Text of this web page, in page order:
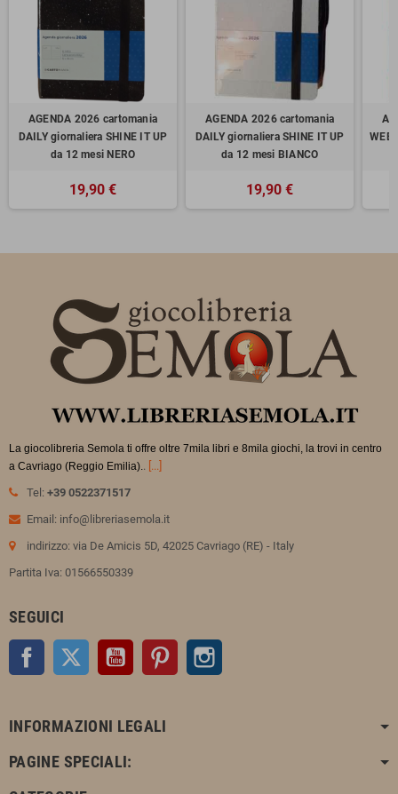
AGENDA 2026 cartomania
DAILY giornaliera SHINE IT UP
da 12 mesi NERO
19,90 €
AGENDA 2026 cartomania
DAILY giornaliera SHINE IT UP
da 12 mesi BIANCO
19,90 €
La giocolibreria Semola ti offre oltre 7mila libri e 8mila giochi, la trovi in centro
a Cavriago (Reggio Emilia).. [...]
Tel: +39 0522371517
Email: info@libreriasemola.it
indirizzo: via De Amicis 5D, 42025 Cavriago (RE) - Italy
Partita Iva: 01566550339
SEGUICI
Facebook Twitter YouTube Pinterest
INFORMAZIONI LEGALI
PAGINE SPECIALI: